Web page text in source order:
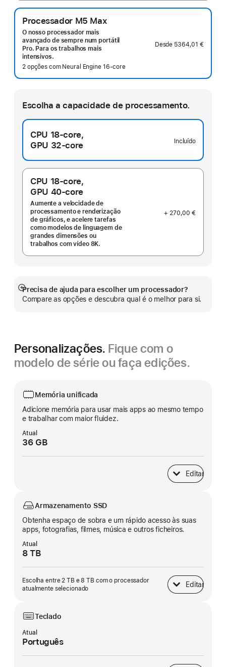
Processador M5 Max
O nosso processador mais
avançado de sempre num portátil
Pro. Para os trabalhos mais
intensivos.
2 opções com Neural Engine 16‑core
Desde 5364,01 €
Escolha a capacidade de processamento.
CPU 18‑core,
GPU 32‑core
Incluído
CPU 18‑core,
GPU 40‑core
Aumente a velocidade de
processamento e renderização
de gráficos, e acelere tarefas
como modelos de linguagem de
grandes dimensões ou
trabalhos com vídeo 8K.
+ 270,00 €
Precisa de ajuda para escolher um processador?
Compare as opções e descubra qual é o melhor para si.
Veja
mais
Personalizações. Fique com o
modelo de série ou faça edições.
Memória unificada
Adicione memória para usar mais apps ao mesmo tempo
e trabalhar com maior fluidez.
Atual
36 GB
Editar
Memória unificada
Armazenamento SSD
Obtenha espaço de sobra e um rápido acesso às suas
apps, fotografias, filmes, música e outros ficheiros.
Atual
8 TB
Escolha entre 2 TB e 8 TB com o processador
atualmente selecionado
Editar
Armazenamento
Teclado
Atual
Português